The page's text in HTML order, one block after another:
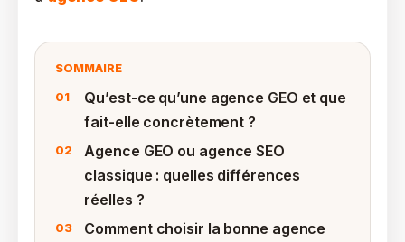
SOMMAIRE
Qu’est-ce qu’une agence GEO et que
fait-elle concrètement ?
Agence GEO ou agence SEO
classique : quelles différences
réelles ?
Comment choisir la bonne agence